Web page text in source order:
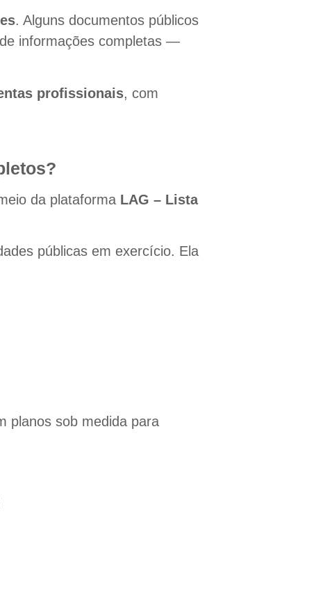
. Alguns documentos públicos
informações completas —
profissionais, com
da plataforma LAG – Lista
públicas em exercício. Ela
planos sob medida para